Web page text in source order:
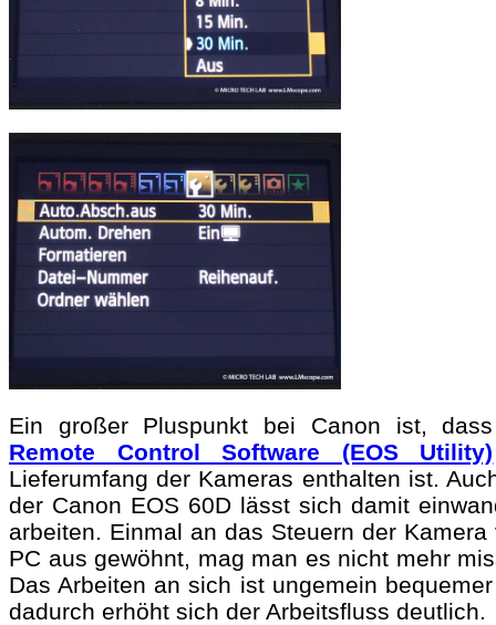
Ein großer Pluspunkt bei Canon ist,
Remote Control Software (EOS Utility)
Lieferumfang der Kameras enthalten ist.
der Canon EOS 60D lässt sich damit
arbeiten. Einmal an das Steuern der Kamera
PC aus gewöhnt, mag man es nicht mehr
Das Arbeiten an sich ist ungemein
dadurch erhöht sich der Arbeitsfluss deutlich.